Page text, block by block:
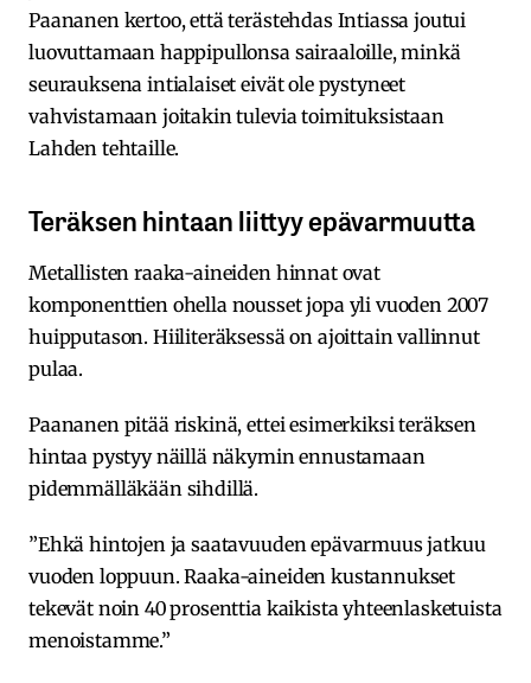
Paananen kertoo, että terästehdas Intiassa joutui
luovuttamaan happipullonsa sairaaloille, minkä
seurauksena intialaiset eivät ole pystyneet
vahvistamaan joitakin tulevia toimituksistaan
Lahden tehtaille.
Teräksen hintaan liittyy epävarmuutta
Metallisten raaka-aineiden hinnat ovat
komponenttien ohella nousset jopa yli vuoden 2007
huipputason. Hiiliteräksessä on ajoittain vallinnut
pulaa.
Paananen pitää riskinä, ettei esimerkiksi teräksen
hintaa pystyy näillä näkymin ennustamaan
pidemmälläkään sihdillä.
”Ehkä hintojen ja saatavuuden epävarmuus jatkuu
vuoden loppuun. Raaka-aineiden kustannukset
tekevät noin 40 prosenttia kaikista yhteenlasketuista
menoistamme.”